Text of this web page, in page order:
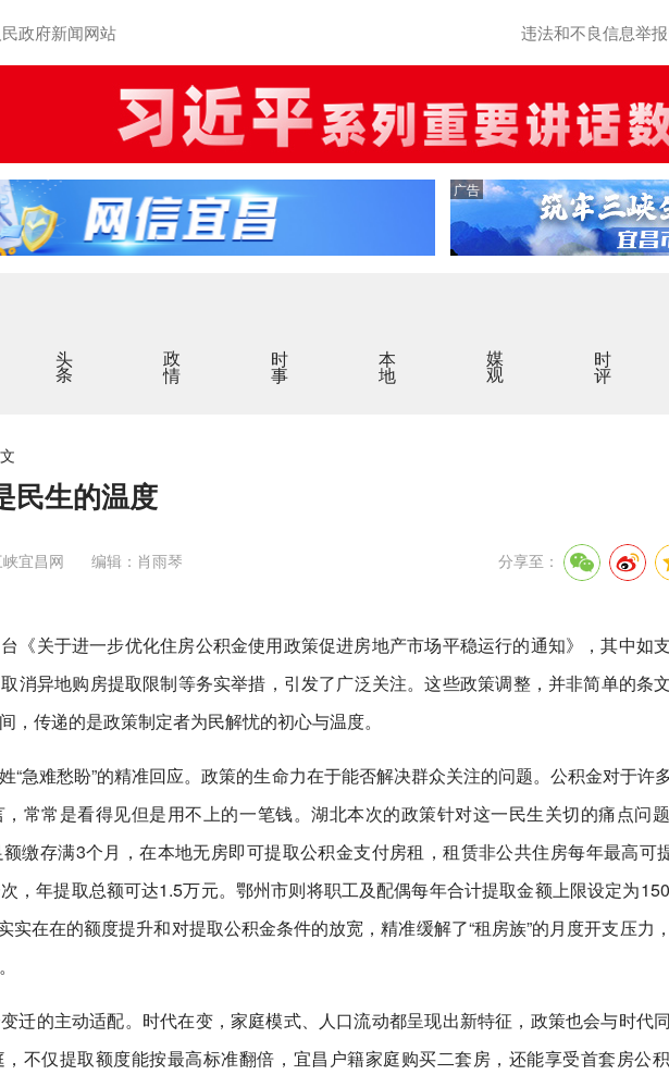
政府新闻网站 违法和不良信息举
广告
头条 政情 时事 本地 媒观 时评
民生的温度
宜昌网 编辑：肖雨琴 分享至：
《关于进一步优化住房公积金使用政策促进房地产市场平稳运行的通知》，其中如
消异地购房提取限制等务实举措，引发了广泛关注。这些政策调整，并非简单的条
，传递的是政策制定者为民解忧的初心与温度。
“急难愁盼”的精准回应。政策的生命力在于能否解决群众关注的问题。公积金对于许
常常是看得见但是用不上的一笔钱。湖北本次的政策针对这一民生关切的痛点问
缴存满3个月，在本地无房即可提取公积金支付房租，租赁非公共住房每年最高可
，年提取总额可达1.5万元。鄂州市则将职工及配偶每年合计提取金额上限设定为
实在在的额度提升和对提取公积金条件的放宽，精准缓解了“租房族”的月度开支压力
迁的主动适配。时代在变，家庭模式、人口流动都呈现出新特征，政策也会与时代同
不仅提取额度能按最高标准翻倍，宜昌户籍家庭购买二套房，还能享受首套房公